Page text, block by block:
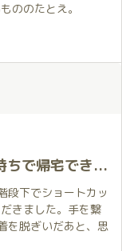
逃避して、夢空間
ののたとえ。
し秘密めいたほの
報など一般的な
。
だと思いますが黒
近開設された「Ｙ
的なボイス。そし
に高嶺の花とは彼
のおもてなし。
筆を置きたいとす
大雨の日でしたが、晴れやかな気持ちで帰宅できました😊
段下でショートカッ
きました。手を繋
を脱ぎいだあと、思